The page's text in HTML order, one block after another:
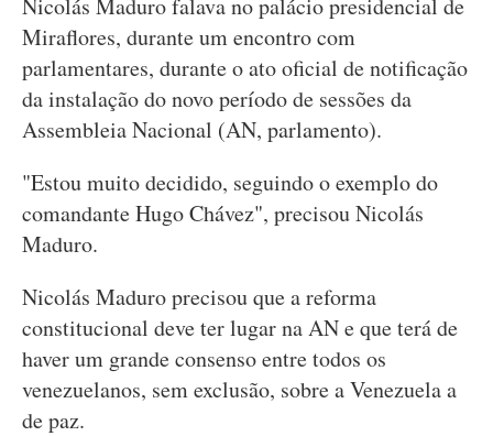
Nicolás Maduro falava no palácio presidencial de
Miraflores, durante um encontro com
parlamentares, durante o ato oficial de notificação
da instalação do novo período de sessões da
Assembleia Nacional (AN, parlamento).
"Estou muito decidido, seguindo o exemplo do
comandante Hugo Chávez", precisou Nicolás
Maduro.
Nicolás Maduro precisou que a reforma
constitucional deve ter lugar na AN e que terá de
haver um grande consenso entre todos os
venezuelanos, sem exclusão, sobre a Venezuela a
de paz.